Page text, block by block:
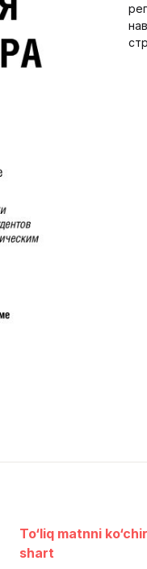
To‘liq matnni
shart